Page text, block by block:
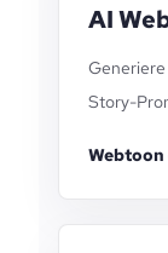
AI
Story-
Webtoon